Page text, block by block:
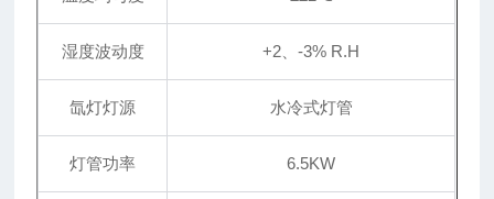
湿度波动度 +2、-3% R.H
氙灯灯源 水冷式灯管
灯管功率 6.5KW